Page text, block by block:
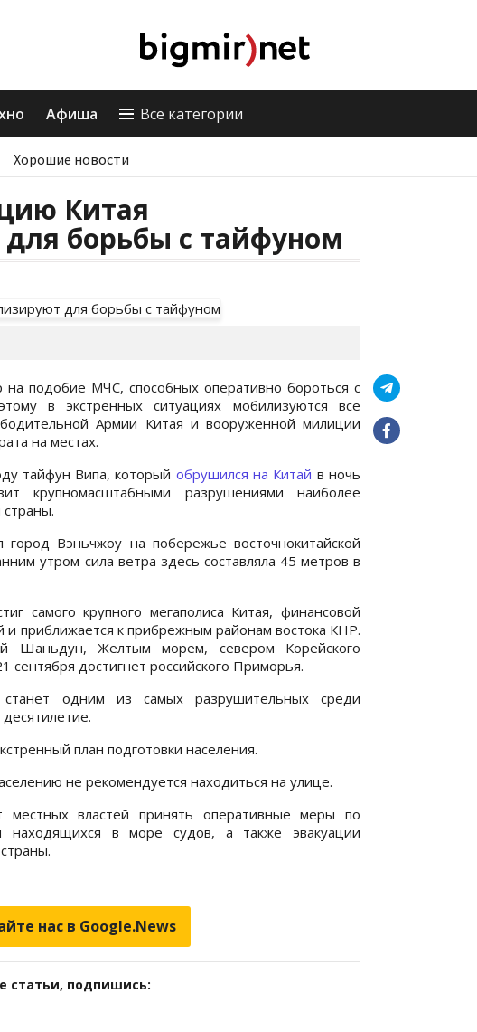
Афиша Все категории
Хорошие новости
Китая
борьбы с тайфуном
на подобие МЧС, способных оперативно бороться с
в экстренных ситуациях мобилизуются все
Армии Китая и вооруженной милиции
на местах.
тайфун Випа, который обрушился на Китай в ночь
крупномасштабными разрушениями наиболее
Вэньчжоу на побережье восточнокитайской
утром сила ветра здесь составляла 45 метров в
самого крупного мегаполиса Китая, финансовой
приближается к прибрежным районам востока КНР.
Шаньдун, Желтым морем, севером Корейского
сентября достигнет российского Приморья.
одним из самых разрушительных среди
план подготовки населения.
не рекомендуется находиться на улице.
местных властей принять оперативные меры по
в море судов, а также эвакуации
нас в Google.News
статьи, подпишись: